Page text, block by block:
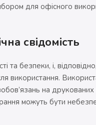
для офісного
свідомість
та безпеки, і,
використання.
на
можуть бути